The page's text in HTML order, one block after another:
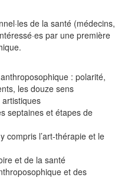
de la santé (médecins,
par une première
: polarité,
les douze sens
artistiques
septaines et étapes de
compris l’art-thérapie et le
et de la santé
et des